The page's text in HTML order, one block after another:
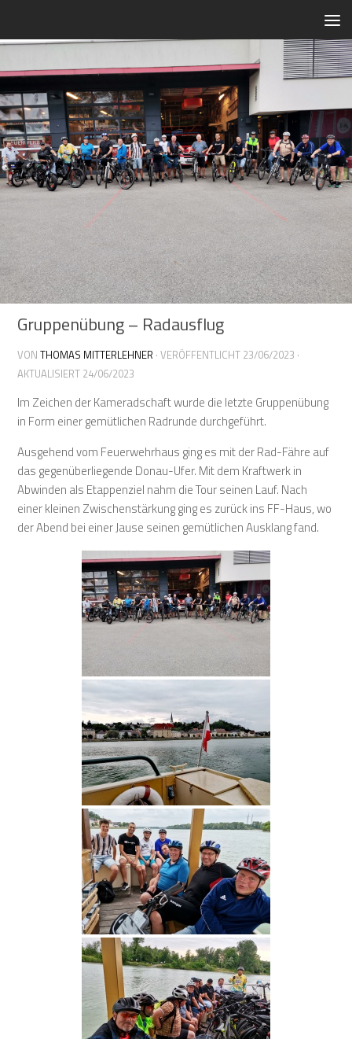
Gruppenübung – Radausflug
VONTHOMAS MITTERLEHNER · VERÖFFENTLICHT 23/06/2023 ·
AKTUALISIERT 24/06/2023
Im Zeichen der Kameradschaft wurde die letzte Gruppenübung
in Form einer gemütlichen Radrunde durchgeführt.
Ausgehend vom Feuerwehrhaus ging es mit der Rad-Fähre auf
das gegenüberliegende Donau-Ufer. Mit dem Kraftwerk in
Abwinden als Etappenziel nahm die Tour seinen Lauf. Nach
einer kleinen Zwischenstärkung ging es zurück ins FF-Haus, wo
der Abend bei einer Jause seinen gemütlichen Ausklang fand.